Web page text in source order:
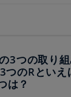
3つの取り
のRといえ
は？